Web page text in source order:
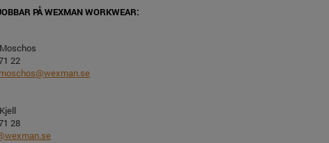
PÅ WEXMAN WORKWEAR:
22
28